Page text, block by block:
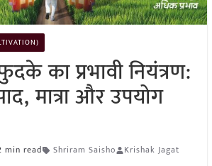
का प्रभावी नियंत्रण:
मात्रा और उपयोग
min read Shriram Saisho Krishak Jagat